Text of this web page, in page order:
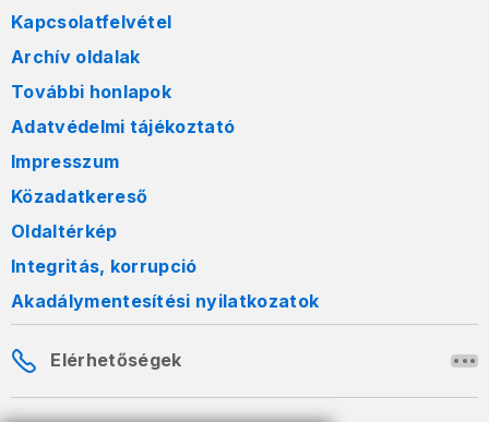
Kapcsolatfelvétel
Archív oldalak
További honlapok
Adatvédelmi tájékoztató
Impresszum
Közadatkereső
Oldaltérkép
Integritás, korrupció
Akadálymentesítési nyilatkozatok
Elérhetőségek